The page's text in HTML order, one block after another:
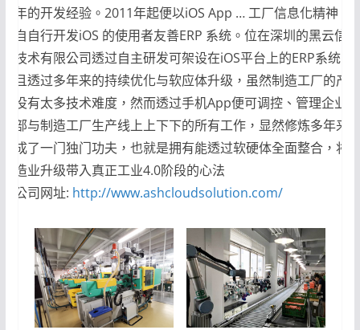
年的开发经验。2011年起便以iOS App … 工厂信息化精神，
自自行开发iOS 的使用者友善ERP 系统。位在深圳的黑云信息
技术有限公司透过自主研发可架设在iOS平台上的ERP系统，
且透过多年来的持续优化与软应体升级，虽然制造工厂的产
没有太多技术难度，然而透过手机App便可调控、管理企业内
部与制造工厂生产线上上下下的所有工作，显然修炼多年来
成了一门独门功夫，也就是拥有能透过软硬体全面整合，将
造业升级带入真正工业4.0阶段的心法
公司网址: http://www.ashcloudsolution.com/